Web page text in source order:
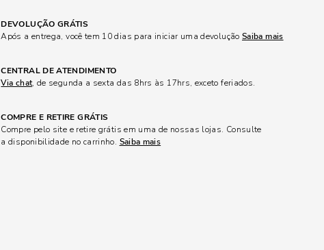
DEVOLUÇÃO GRÁTIS
Após a entrega, você tem 10 dias para iniciar uma devolução Saiba mais
CENTRAL DE ATENDIMENTO
Via chat, de segunda a sexta das 8hrs às 17hrs, exceto feriados.
COMPRE E RETIRE GRÁTIS
Compre pelo site e retire grátis em uma de nossas lojas. Consulte
a disponibilidade no carrinho. Saiba mais